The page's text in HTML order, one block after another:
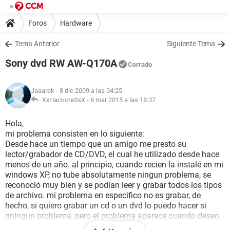
Foros Hardware
Tema Anterior Siguiente Tema
Sony dvd RW AW-Q170A Cerrado
Jaaarek - 8 dic 2009 a las 04:25
XxHackcreSxX - 6 mar 2015 a las 18:37
Hola,
mi problema consisten en lo siguiente:
Desde hace un tiempo que un amigo me presto su
lector/grabador de CD/DVD, el cual he utilizado desde hace
menos de un año. al principio, cuando recien la instalé en mi
windows XP, no tube absolutamente ningun problema, se
reconoció muy bien y se podian leer y grabar todos los tipos
de archivo. mi problema en especifico no es grabar, de
hecho, si quiero grabar un cd o un dvd lo puedo hacer si
nningun problema, pero el problema aparece cuando deseo
ver lo que grabe, y mas especifico aun, los DVD que grabo,